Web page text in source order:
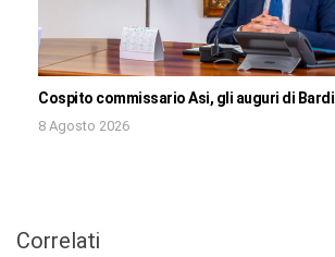
Cospito commissario Asi, gli auguri di Bardi
8 Agosto 2026
Correlati